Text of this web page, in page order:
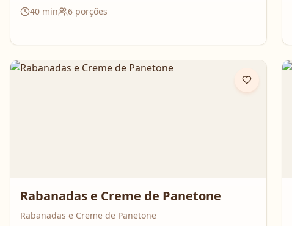
40 min 6 porções
Rabanadas e Creme de Panetone
Rabanadas e Creme de Panetone